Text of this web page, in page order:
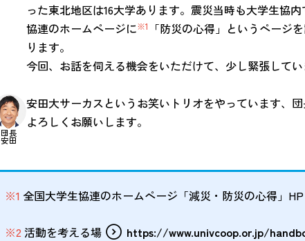
った東北地区は16大学あります。震災当時も大学生協
協連のホームページに※1 「防災の心得」というページを
ります。
今回、お話を伺える機会をいただけて、少し緊張して
団長
安田
安田大サーカスというお笑いトリオをやっています、団
よろしくお願いします。
※1 全国大学生協連のホームページ「減災・防災の心得」HP
※2 活動を考える場 https://www.univcoop.or.jp/